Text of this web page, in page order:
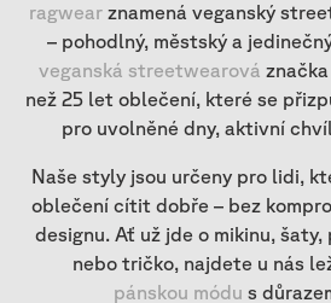
ragwearznamená veganský
– pohodlný, městský a
veganská streetwearová
než 25 let oblečení, které se
pro uvolněné dny, aktivní
Naše styly jsou určeny pro lidi,
oblečení cítit dobře – bez
designu. Ať už jde o mikinu,
nebo tričko, najdete u nás
pánskou módu s